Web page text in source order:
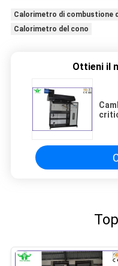
Calorimetro di combustione
Calorimetro del cono
Ottieni il